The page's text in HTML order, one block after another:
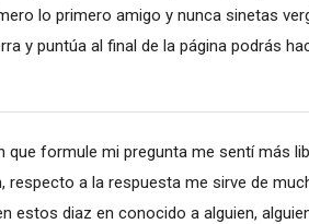
lo primero amigo y nunca sinetas
y puntúa al final de la página podrás
que formule mi pregunta me sentí más
respecto a la respuesta me sirve de
estos diaz en conocido a alguien,